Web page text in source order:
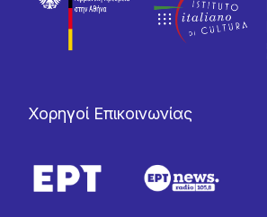
Χορηγοί Επικοινωνίας